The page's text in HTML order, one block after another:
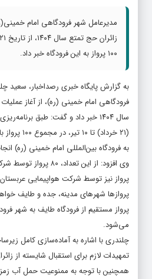
مدیرعامل شهر فرودگاهی امام
۱۰۰ پرواز به این فرودگاه خبر داد.
به گزارش پایگاه خبری رصداخبار، سعید
فرودگاهی امام خمینی (ره)، از آغاز
سال ۱۴۰۴ خبر داد و گفت: طبق
(۲۱ خرداد)
به فرودگاه بین‌المللی امام خمینی (ره)
پرواز نیز توسط شرکت هواپیمایی
پروازها شهرهای مدینه، جده و طایف
پرواز مستقیم از فرودگاه طایف به شهر
می‌شود.
چلندری با اشاره به آماده‌سازی کامل
تمهیدات لازم برای استقبال شایسته از
همچنین با توجه به ممنوعیت حمل آب